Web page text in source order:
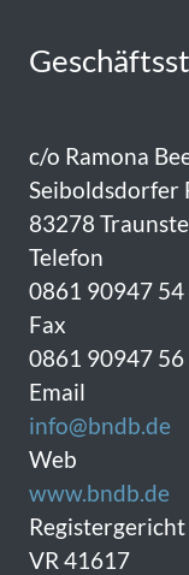
c/o Ramona
Seiboldsdorfer
83278
Telefon
0861 90947 54
Fax
0861 90947 56
Email
info@bndb.de
Web
www.bndb.de
VR 41617